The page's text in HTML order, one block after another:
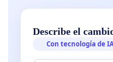
Describe el
Con tecnología de